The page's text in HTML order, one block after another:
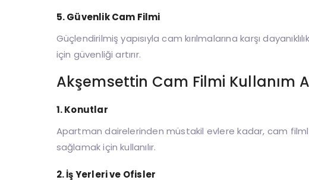
5. Güvenlik Cam Filmi
Güçlendirilmiş yapısıyla cam kırılmalarına karşı
için güvenliği artırır.
Akşemsettin Cam Filmi Kullanım
1. Konutlar
Apartman dairelerinden müstakil evlere kadar, cam
sağlamak için kullanılır.
2. İş Yerleri ve Ofisler